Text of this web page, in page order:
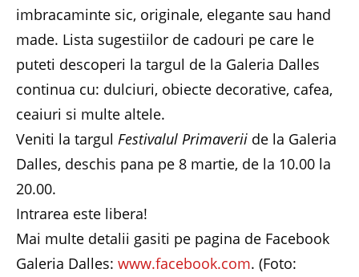
imbracaminte sic, originale, elegante sau hand
made. Lista sugestiilor de cadouri pe care le
puteti descoperi la targul de la Galeria Dalles
continua cu: dulciuri, obiecte decorative, cafea,
ceaiuri si multe altele.
Veniti la targul Festivalul Primaverii de la Galeria
Dalles, deschis pana pe 8 martie, de la 10.00 la
20.00.
Intrarea este libera!
Mai multe detalii gasiti pe pagina de Facebook
Galeria Dalles: www.facebook.com. (Foto: